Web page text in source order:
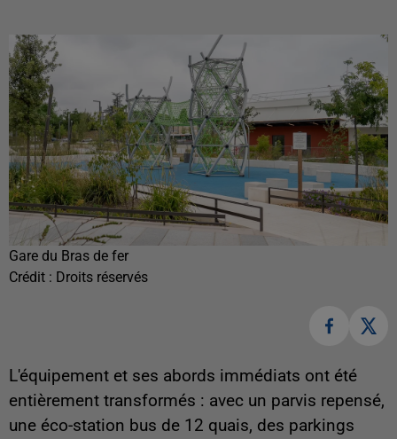
Gare du Bras de fer
Crédit : Droits réservés
L'équipement et ses abords immédiats ont été
entièrement transformés : avec un parvis repensé,
une éco-station bus de 12 quais, des parkings